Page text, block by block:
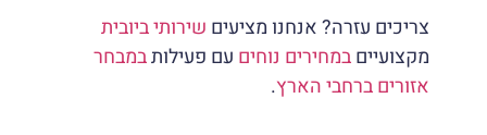
צריכים עזרה? אנחנו מציעים שירותי ביובית
מקצועייםבמחירים נוחים עם פעילותבמבחר
אזורים ברחבי הארץ.